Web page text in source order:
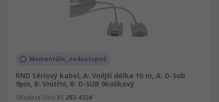
Momentáln_ nedostupné
RND Sériový kabel, A: Vnější délka 10 m, A: D-Sub
9pin, B: Vnitřní, B: D-SUB 9kolíkový
Skladové číslo RS 283-4324